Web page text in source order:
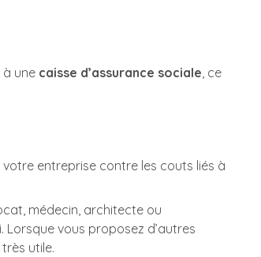
à une caisse d’assurance sociale, ce
entreprise contre les couts liés à
médecin, architecte ou
vous proposez d’autres
utile.